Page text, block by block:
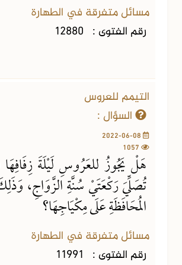
مسائل متفرقة في الطهارة
رقم الفتوى : 12880
التيمم للعروس
السؤال :
هَلْ يَجُوزُ للعَرُوسِ لَيْلَةَ
تُصَلِّيَ رَكْعَتَيْ سُنَّةِ الزَّوَاجِ،
المُحَافَظَةِ عَلَى مِكْيَاجِهَا؟
مسائل متفرقة في الطهارة
رقم الفتوى : 11991